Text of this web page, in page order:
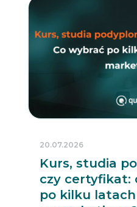
Kurs, studia
czy certyfikat:
po kilku
20.07.2026